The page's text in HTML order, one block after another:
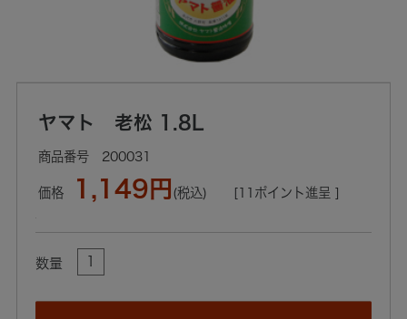
ヤマト 老松 1.8L
200031
価格 1,149円 (税込) [11ポイント進呈 ]
数量